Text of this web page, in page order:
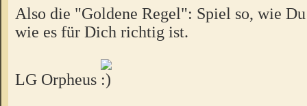
Also die "Goldene Regel": Spiel so, wie Du
wie es für Dich richtig ist.
LG Orpheus